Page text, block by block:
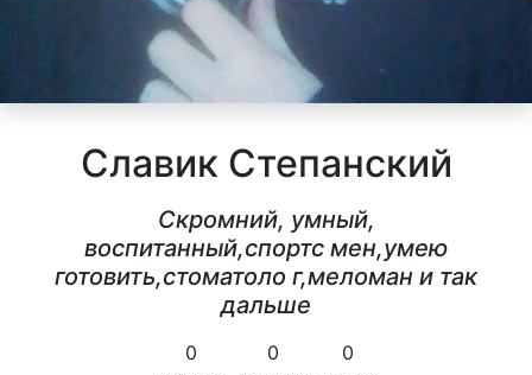
Славик Степанский
Скромний, умный,
воспитанный,спортс мен,умею
готовить,стоматоло г,меломан и так
дальше
0 0 0